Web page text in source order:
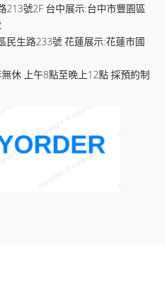
213號2F 台中展示:台中市豐園區
民生路233號 花蓮展示:花蓮市國
休 上午8點至晚上12點 採預約制